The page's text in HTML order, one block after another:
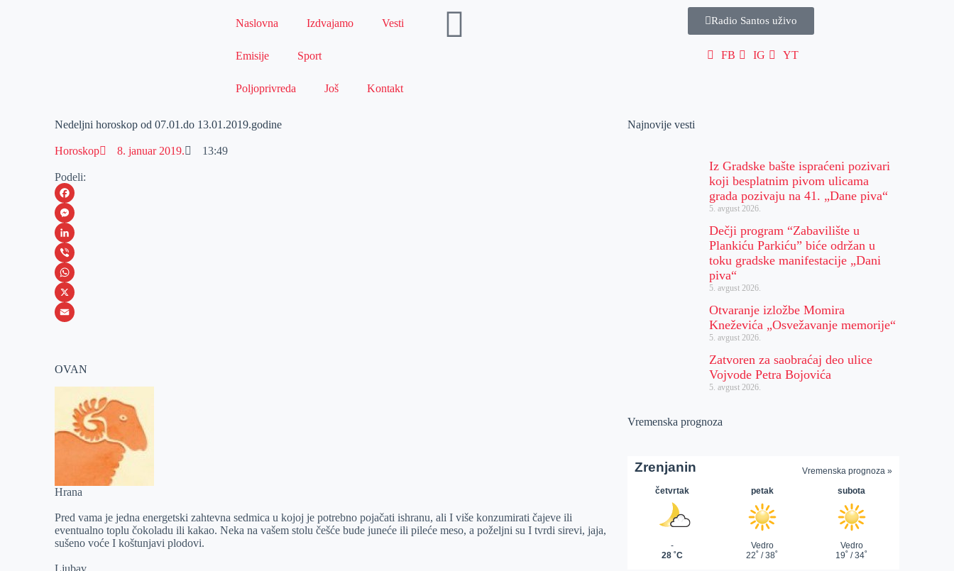
Naslovna Izdvajamo Vesti
Emisije Sport
Poljoprivreda Još Kontakt
Radio Santos uživo
FB IG YT
Nedeljni horoskop od 07.01.do 13.01.2019.godine
Horoskop 8. januar 2019. 13:49
Podeli:
F
a
c
e
b
o
M
e
s
s
e
e
L
i
n
k
I
V
i
b
W
h
s
p
X
a
OVAN
Hrana
Pred vama je jedna energetski zahtevna sedmica u kojoj je potrebno pojačati ishranu, ali I više konzumirati čajeve ili
eventualno toplu čokoladu ili kakao. Neka na vašem stolu češće bude juneće ili pileće meso, a poželjni su I tvrdi sirevi, jaja,
sušeno voće I koštunjavi plodovi.
Ljubav
Najnovije vesti
Iz Gradske bašte ispraćeni pozivari
koji besplatnim pivom ulicama
grada pozivaju na 41. „Dane piva“
5. avgust 2026.
Dečji program “Zabavilište u
Plankiću Parkiću” biće održan u
toku gradske manifestacije „Dani
piva“
5. avgust 2026.
Otvaranje izložbe Momira
Kneževića „Osvežavanje memorije“
5. avgust 2026.
Zatvoren za saobraćaj deo ulice
Vojvode Petra Bojovića
5. avgust 2026.
Vremenska prognoza